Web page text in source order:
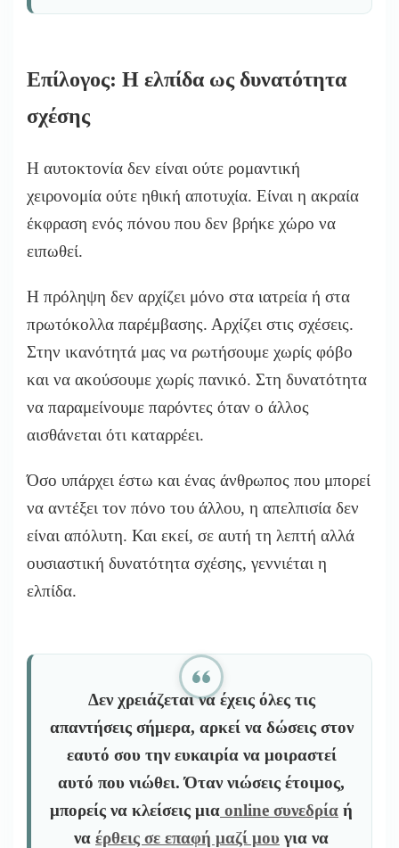
Επίλογος: Η ελπίδα ως δυνατότητα
σχέσης
Η αυτοκτονία δεν είναι ούτε ρομαντική
χειρονομία ούτε ηθική αποτυχία. Είναι η ακραία
έκφραση ενός πόνου που δεν βρήκε χώρο να
ειπωθεί.
Η πρόληψη δεν αρχίζει μόνο στα ιατρεία ή στα
πρωτόκολλα παρέμβασης. Αρχίζει στις σχέσεις.
Στην ικανότητά μας να ρωτήσουμε χωρίς φόβο
και να ακούσουμε χωρίς πανικό. Στη δυνατότητα
να παραμείνουμε παρόντες όταν ο άλλος
αισθάνεται ότι καταρρέει.
Όσο υπάρχει έστω και ένας άνθρωπος που μπορεί
να αντέξει τον πόνο του άλλου, η απελπισία δεν
είναι απόλυτη. Και εκεί, σε αυτή τη λεπτή αλλά
ουσιαστική δυνατότητα σχέσης, γεννιέται η
ελπίδα.
Δεν χρειάζεται να έχεις όλες τις
απαντήσεις σήμερα, αρκεί να δώσεις στον
εαυτό σου την ευκαιρία να μοιραστεί
αυτό που νιώθει. Όταν νιώσεις έτοιμος,
μπορείς να κλείσεις μια online συνεδρία ή
να έρθεις σε επαφή μαζί μου για να